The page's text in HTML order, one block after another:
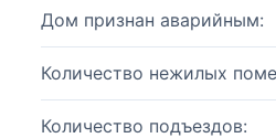
Дом признан аварийным:
Количество нежилых
Количество подъездов: